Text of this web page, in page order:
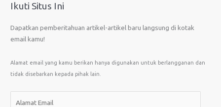
Ikuti Situs Ini
Dapatkan pemberitahuan artikel-artikel baru langsung di kotak
email kamu!
Alamat email yang kamu berikan hanya digunakan untuk berlangganan dan
tidak disebarkan kepada pihak lain.